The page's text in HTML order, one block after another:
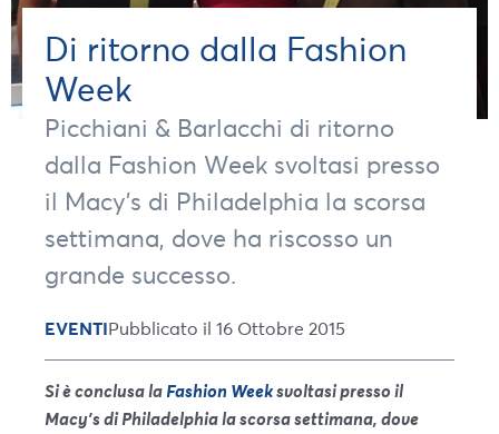
Di ritorno dalla Fashion
Week
Picchiani & Barlacchi di ritorno
dalla Fashion Week svoltasi presso
il Macy’s di Philadelphia la scorsa
settimana, dove ha riscosso un
grande successo.
EVENTIPubblicato il 16 Ottobre 2015
Si è conclusa la Fashion Weeksvoltasi presso il
Macy’s di Philadelphia la scorsa settimana, dove